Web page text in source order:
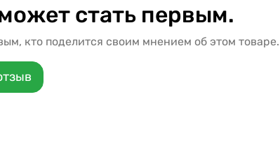
стать первым.
кто поделится своим мнением об этом товаре.